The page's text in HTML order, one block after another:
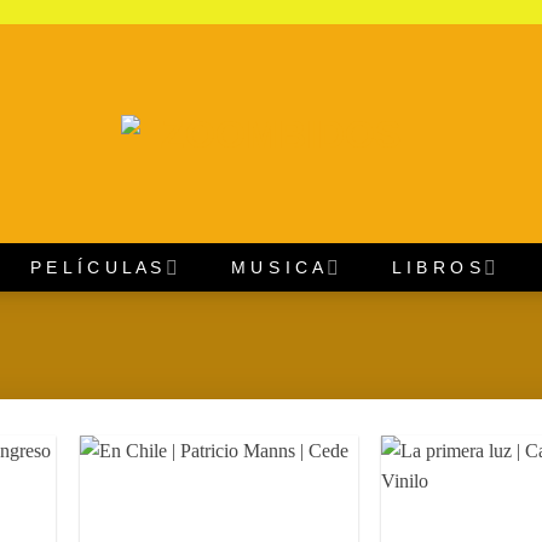
P E L Í C U L A S M U S I C A L I B R O S